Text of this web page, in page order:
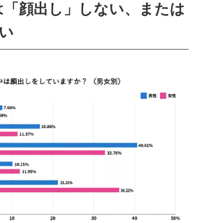
顔出し」しない、または